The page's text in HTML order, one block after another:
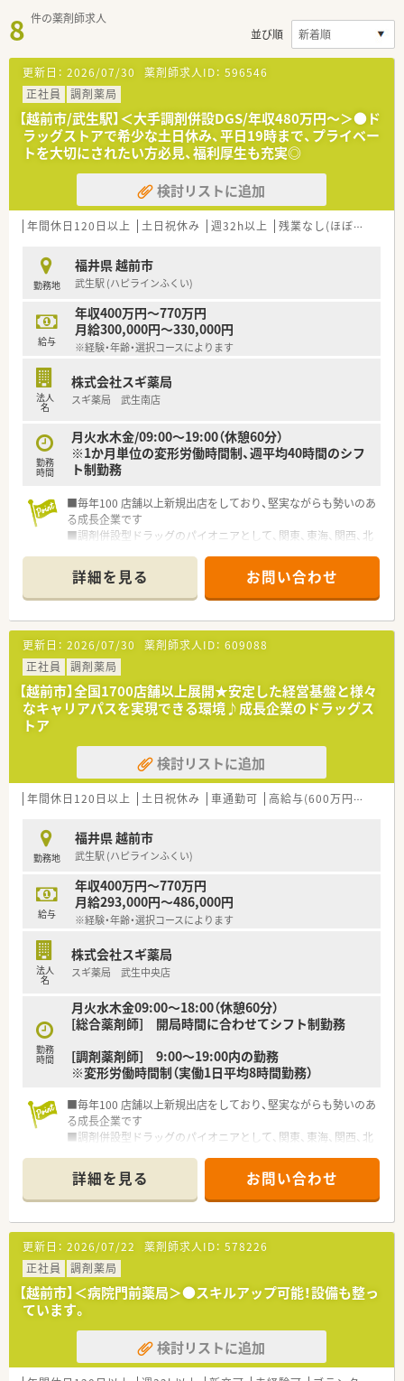
8 件の薬剤師求人
並び順
更新日： 2026/07/30 薬剤師求人ID： 596546
正社員
調剤薬局
【越前市/武生駅】＜大手調剤併設DGS/年収480万円～＞●ド
ラッグストアで希少な土日休み、平日19時まで、プライベー
トを大切にされたい方必見、福利厚生も充実◎
検討リストに追加
年間休日120日以上 土日祝休み 週32h以上 残業なし(ほぼなし含む)
勤務地
福井県 越前市
武生駅 (ハピラインふくい)
給与
年収400万円～770万円
月給300,000円～330,000円
※経験・年齢・選択コースによります
法人
名
株式会社スギ薬局
スギ薬局 武生南店
勤務
時間
月火水木金/09:00～19:00（休憩60分）
※1か月単位の変形労働時間制、週平均40時間のシフ
ト制勤務
■毎年100 店舗以上新規出店をしており、堅実ながらも勢いのあ
る成長企業です
■調剤併設型ドラッグのパイオニアとして、関東、東海、関西、北
■研修制度は様々なプランがあり、集合研修だけでなく任意で受
講可能な研修も幅広く用意されています
■店舗で活躍する従業員、社外で活躍する従業員、将来経営幹部
となる従業員など、薬剤師として様々な活躍ができるフィールド
を用意されています
■総合薬剤師・調剤薬剤師（土日休み・19時までの勤務）どちらか
の働き方を選択できます
■調剤併設型だけでなく「医療モール・クリニック併設店舗」「敷
地内薬局」「訪問調剤特化型店舗」など様々な店舗を運営してい
ます
50店舗以上、無菌調剤室は業界最多の51店舗設置しています
■「プラチナくるみん認定企業」「健康経営優良法人2023（大規模
法人部門）認定」等を取得し一人ひとりが働きやすい環境が整備
されています
があるのも特徴です
詳細を見る お問い合わせ
更新日： 2026/07/30 薬剤師求人ID： 609088
正社員
調剤薬局
【越前市】全国1700店舗以上展開★安定した経営基盤と様々
なキャリアパスを実現できる環境♪成長企業のドラッグス
トア
検討リストに追加
年間休日120日以上 土日祝休み 車通勤可 高給与(600万円以上)
勤務地
福井県 越前市
武生駅 (ハピラインふくい)
給与
年収400万円～770万円
月給293,000円～486,000円
※経験・年齢・選択コースによります
法人
名
株式会社スギ薬局
スギ薬局 武生中央店
勤務
時間
月火水木金09:00～18:00（休憩60分）
[総合薬剤師] 開局時間に合わせてシフト制勤務
[調剤薬剤師] 9:00～19:00内の勤務
※変形労働時間制（実働1日平均8時間勤務）
■毎年100 店舗以上新規出店をしており、堅実ながらも勢いのあ
る成長企業です
■調剤併設型ドラッグのパイオニアとして、関東、東海、関西、北
■研修制度は様々なプランがあり、集合研修だけでなく任意で受
講可能な研修も幅広く用意されています
■店舗で活躍する従業員、社外で活躍する従業員、将来経営幹部
となる従業員など、薬剤師として様々な活躍ができるフィールド
を用意されています
■総合薬剤師・調剤薬剤師（土日休み・19時までの勤務）どちらか
の働き方を選択できます
■調剤併設型だけでなく「医療モール・クリニック併設店舗」「敷
地内薬局」「訪問調剤特化型店舗」など様々な店舗を運営してい
ます
■在宅医療にも積極的取り組んでおり「訪問調剤特化型店舗」を
50店舗以上、無菌調剤室は業界最多の51店舗設置しています
■「プラチナくるみん認定企業」「健康経営優良法人2023（大規模
詳細を見る お問い合わせ
更新日： 2026/07/22 薬剤師求人ID： 578226
正社員
調剤薬局
【越前市】＜病院門前薬局＞●スキルアップ可能！設備も整っ
ています。
検討リストに追加